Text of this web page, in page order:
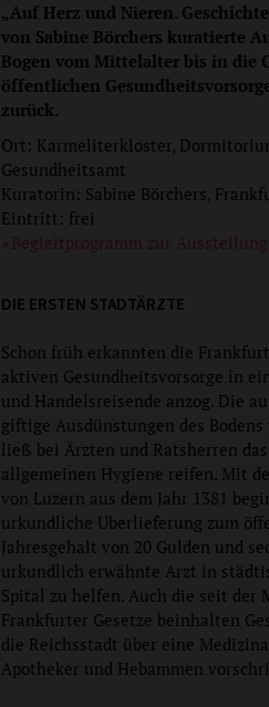
„Auf Herz und Nieren.
von Sabine Börchers kuratierte
Bogen vom Mittelalter bis in die
öffentlichen
zurück.
Ort: Karmeliterkloster,
Gesundheitsamt
Kuratorin: Sabine Börchers,
Eintritt: frei
Begleitprogramm zur
DIE ERSTEN STADTÄRZTE
Schon früh erkannten die
aktiven Gesundheitsvorsorge in
und Handelsreisende anzog. Die
giftige Ausdünstungen des
ließ bei Ärzten und Ratsherren
allgemeinen Hygiene reifen. Mit
von Luzern aus dem Jahr 1381
urkundliche Überlieferung zum
Jahresgehalt von 20 Gulden und
urkundlich erwähnte Arzt in
Spital zu helfen. Auch die seit der
Frankfurter Gesetze beinhalten
die Reichsstadt über eine
Apotheker und Hebammen